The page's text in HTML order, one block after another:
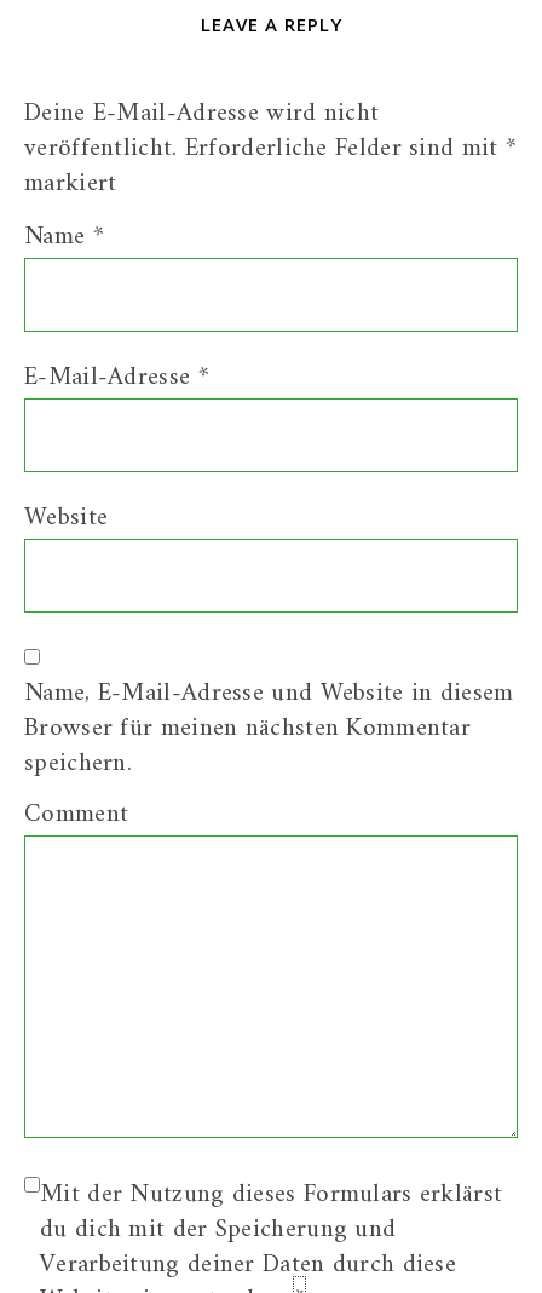
LEAVE A REPLY
Deine E-Mail-Adresse wird nicht
veröffentlicht. Erforderliche Felder sind mit*
markiert
Name *
E-Mail-Adresse *
Website
Name, E-Mail-Adresse und Website in diesem
Browser für meinen nächsten Kommentar
speichern.
Comment
Mit der Nutzung dieses Formulars erklärst
du dich mit der Speicherung und
Verarbeitung deiner Daten durch diese